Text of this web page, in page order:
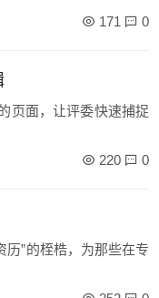
171 0
页面，让评委快速捕捉
220 0
”的桎梏，为那些在专